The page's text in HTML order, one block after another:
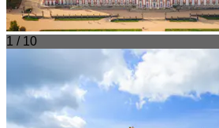
1 / 10